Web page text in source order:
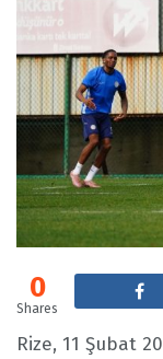
0
Shares
Rize, 11 Şubat